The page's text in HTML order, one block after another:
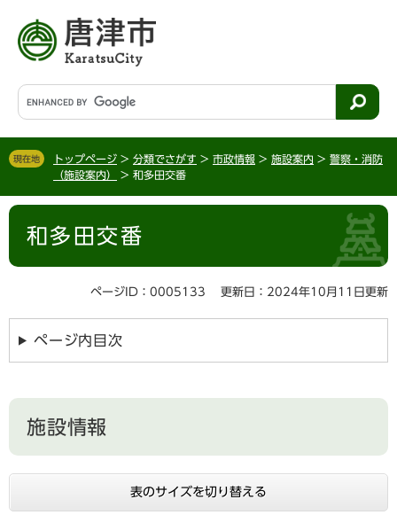
す
。
し
て
文
へ
G
o
g
l
カ
タ
現在地 トップページ > 分類でさがす > 市政情報 > 施設案内 > 警察・消防
（施設案内）
> 和多田交番
本
和多田交番
ページID：0005133 更新日：2024年10月11日更新
ページ内目次
施設情報
表のサイズを切り替える